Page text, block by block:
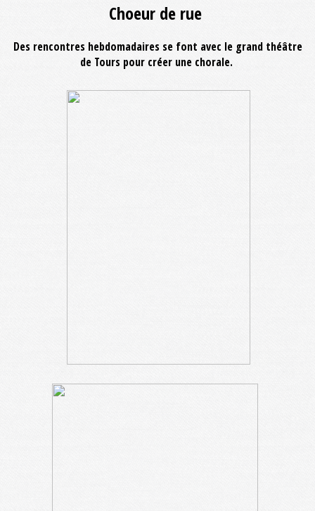
Choeur de rue
Des rencontres hebdomadaires se font avec le grand théâtre
de Tours pour créer une chorale.